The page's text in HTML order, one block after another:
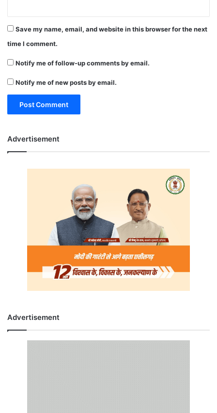
Save my name, email, and website in this browser for the next
time I comment.
Notify me of follow-up comments by email.
Notify me of new posts by email.
Advertisement
Advertisement